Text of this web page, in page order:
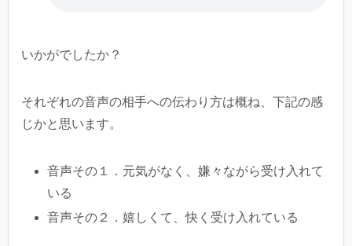
いかがでしたか？
それぞれの音声の相手への伝わり方は概ね、下記の感
じかと思います。
音声その１．元気がなく、嫌々ながら受け入れて
いる
音声その２．嬉しくて、快く受け入れている